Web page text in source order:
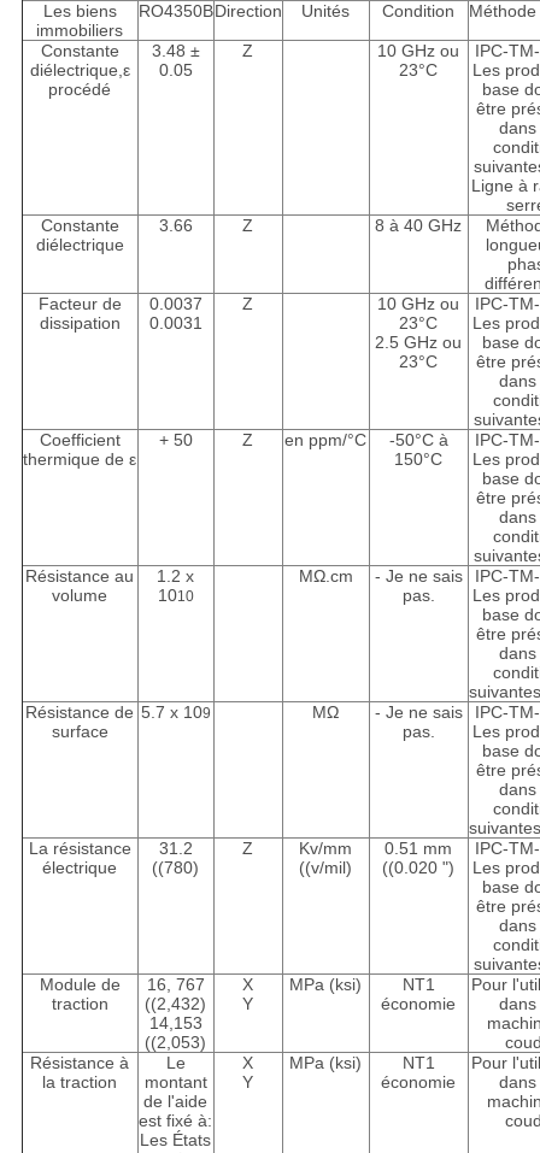
Les biens
immobiliers
RO4350BDirection Unités Condition
Constante
diélectrique,ε
procédé
3.48 ±
0.05
Z
10 GHz ou
23°C
IPC-
Les
base
être
Ligne à
Constante
diélectrique
3.66 Z 8 à 40 GHz
Facteur de
dissipation
0.0037
0.0031
Z
10 GHz ou
23°C
2.5 GHz ou
23°C
IPC-
Les
base
être
Coefficient
thermique de ε
+ 50 Z en ppm/°C
-50°C à
150°C
IPC-
Les
base
être
Résistance au
volume
1.2 x
1010
MΩ.cm
- Je ne sais
pas.
IPC-
Les
base
être
Résistance de
surface
5.7 x 109 MΩ
- Je ne sais
pas.
IPC-
Les
base
être
La résistance
électrique
31.2
((780)
Z
Kv/mm
((v/mil)
0.51 mm
((0.020 ")
IPC-
Les
base
être
Module de
traction
16, 767
((2,432)
14,153
((2,053)
X
Y
MPa (ksi)
NT1
économie
Pour
Résistance à
la traction
Le
montant
de l'aide
est fixé à:
Les États
X
Y
MPa (ksi)
NT1
économie
Pour